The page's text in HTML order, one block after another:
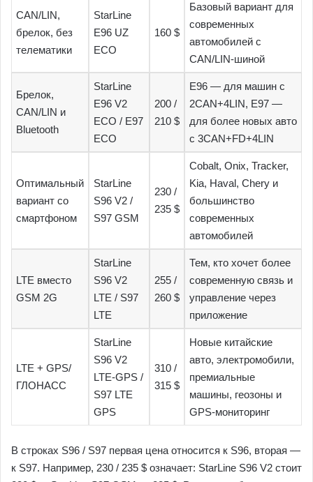
CAN/LIN,
брелок, без
телематики
StarLine
E96 UZ
ECO
160 $
Базовый вариант для
современных
автомобилей с
CAN/LIN-шиной
Брелок,
CAN/LIN и
Bluetooth
StarLine
E96 V2
ECO / E97
ECO
200 /
210 $
E96 — для машин с
2CAN+4LIN, E97 —
для более новых авто
с 3CAN+FD+4LIN
Оптимальный
вариант со
смартфоном
StarLine
S96 V2 /
S97 GSM
230 /
235 $
Cobalt, Onix, Tracker,
Kia, Haval, Chery и
большинство
современных
автомобилей
LTE вместо
GSM 2G
StarLine
S96 V2
LTE / S97
LTE
255 /
260 $
Тем, кто хочет более
современную связь и
управление через
приложение
LTE + GPS/
ГЛОНАСС
StarLine
S96 V2
LTE-GPS /
S97 LTE
GPS
310 /
315 $
Новые китайские
авто, электромобили,
премиальные
машины, геозоны и
GPS-мониторинг
В строках S96 / S97 первая цена относится к S96, вторая —
к S97. Например, 230 / 235 $ означает: StarLine S96 V2 стоит